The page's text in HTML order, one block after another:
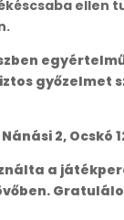
ellen
győzelmet
2, Ocskó
a